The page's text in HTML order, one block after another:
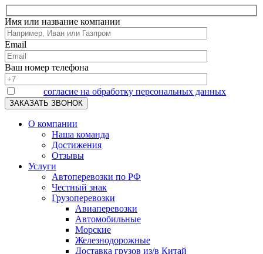
Имя или название компании
Email
Ваш номер телефона
согласие на обработку персональных данных
О компании
Наша команда
Достижения
Отзывы
Услуги
Автоперевозки по РФ
Честный знак
Грузоперевозки
Авиаперевозки
Автомобильные
Морские
Железнодорожные
Доставка грузов из/в Китай